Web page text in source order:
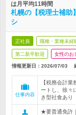
は月平均11時間
札幌の【税理士補
シ
正社員 職種・業種未経
第二新卒歓迎 女性のお
情報更新日：2026/07/03
仕事内容
【税務会計
ートし、徐々
き型社食あり
★要普通免許